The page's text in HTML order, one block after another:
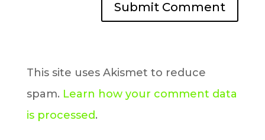
This site uses Akismet to reduce
spam. Learn how your comment data
is processed.